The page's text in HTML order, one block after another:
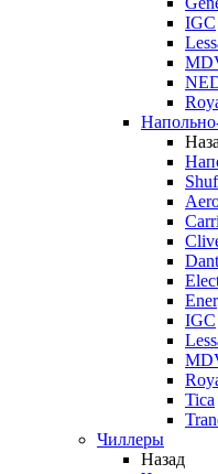
IGC
IGC
Tica
Чиллеры
Назад